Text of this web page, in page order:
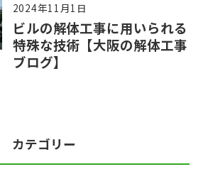
2024年11月1日
ビルの解体工事に用いられる
特殊な技術【大阪の解体工事
ブログ】
カテゴリー